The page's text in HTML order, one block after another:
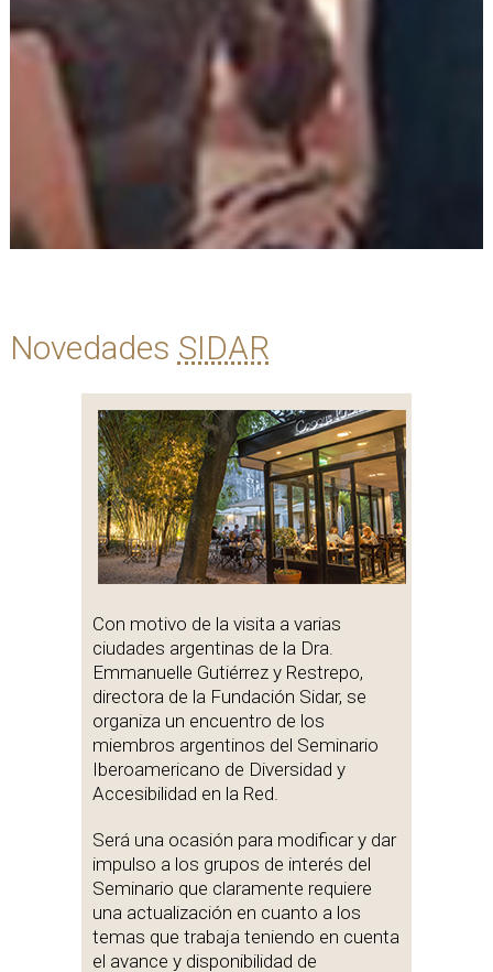
Novedades SIDAR
Con motivo de la visita a varias
ciudades argentinas de la Dra.
Emmanuelle Gutiérrez y Restrepo,
directora de la Fundación Sidar, se
organiza un encuentro de los
miembros argentinos del Seminario
Iberoamericano de Diversidad y
Accesibilidad en la Red.
Será una ocasión para modificar y dar
impulso a los grupos de interés del
Seminario que claramente requiere
una actualización en cuanto a los
temas que trabaja teniendo en cuenta
el avance y disponibilidad de